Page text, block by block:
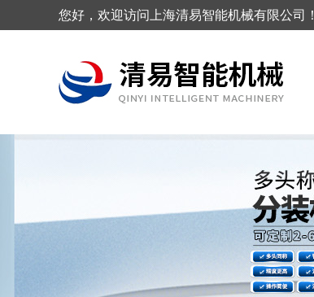
您好，欢迎访问上海清易智能机械有限公司！